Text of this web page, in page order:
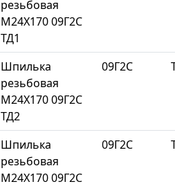
резьбовая
М24Х170 09Г2С
ТД1
Шпилька
резьбовая
М24Х170 09Г2С
ТД2
09Г2С
Шпилька
резьбовая
М24Х170 09Г2С
09Г2С